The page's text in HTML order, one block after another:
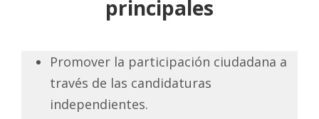
principales
Promover la participación ciudadana a
través de las candidaturas
independientes.